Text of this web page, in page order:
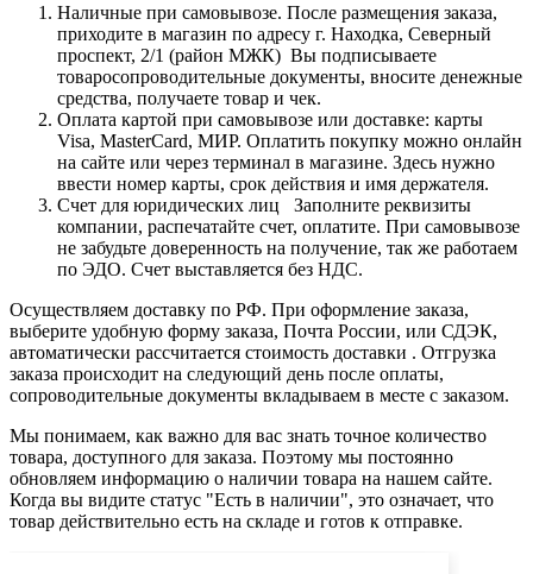
Наличные при самовывозе. После размещения заказа,
приходите в магазин по адресу г. Находка, Северный
проспект, 2/1 (район МЖК) Вы подписываете
товаросопроводительные документы, вносите денежные
средства, получаете товар и чек.
Оплата картой при самовывозе или доставке: карты
Visa, MasterCard, МИР. Оплатить покупку можно онлайн
на сайте или через терминал в магазине. Здесь нужно
ввести номер карты, срок действия и имя держателя.
Счет для юридических лиц Заполните реквизиты
компании, распечатайте счет, оплатите. При самовывозе
не забудьте доверенность на получение, так же работаем
по ЭДО. Счет выставляется без НДС.
Осуществляем доставку по РФ. При оформление заказа,
выберите удобную форму заказа, Почта России, или СДЭК,
автоматически рассчитается стоимость доставки . Отгрузка
заказа происходит на следующий день после оплаты,
сопроводительные документы вкладываем в месте с заказом.
Мы понимаем, как важно для вас знать точное количество
товара, доступного для заказа. Поэтому мы постоянно
обновляем информацию о наличии товара на нашем сайте.
Когда вы видите статус "Есть в наличии", это означает, что
товар действительно есть на складе и готов к отправке.